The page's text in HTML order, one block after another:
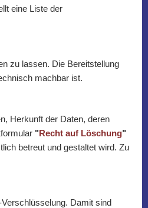
eine Liste der
zu lassen. Die Bereitstellung
machbar ist.
Herkunft der Daten, deren
"Recht auf Löschung"
betreut und gestaltet wird. Zu
Damit sind